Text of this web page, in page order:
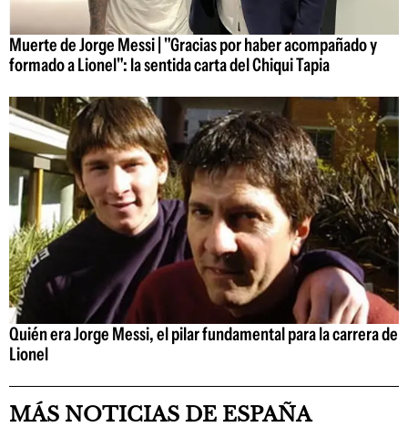
Muerte de Jorge Messi | "Gracias por haber acompañado y
formado a Lionel": la sentida carta del Chiqui Tapia
Quién era Jorge Messi, el pilar fundamental para la carrera de
Lionel
MÁS NOTICIAS DE ESPAÑA